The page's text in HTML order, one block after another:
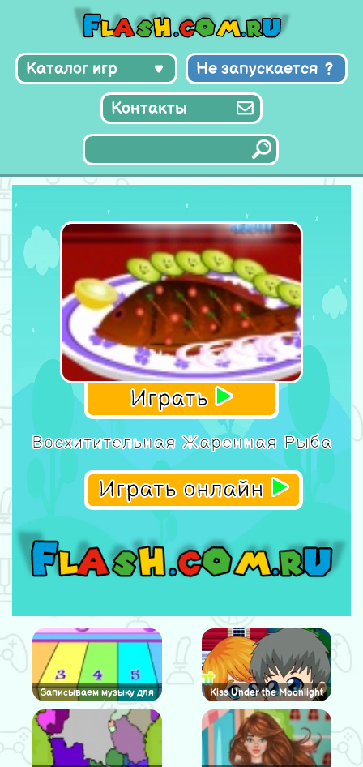
Каталог игр Не запускается
Контакты
Играть
Восхитительная Жаренная Рыба
Играть онлайн
Записываем музыку для
Барби
Kiss Under the Moonlight